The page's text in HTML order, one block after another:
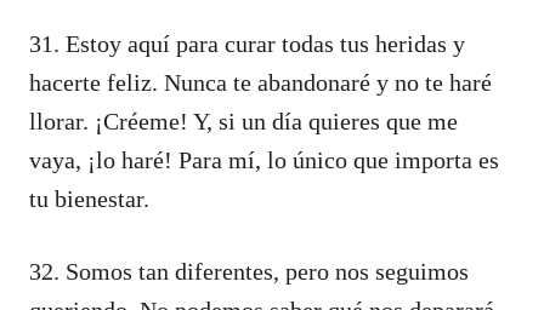
31. Estoy aquí para curar todas tus heridas y
hacerte feliz. Nunca te abandonaré y no te haré
llorar. ¡Créeme! Y, si un día quieres que me
vaya, ¡lo haré! Para mí, lo único que importa es
tu bienestar.
32. Somos tan diferentes, pero nos seguimos